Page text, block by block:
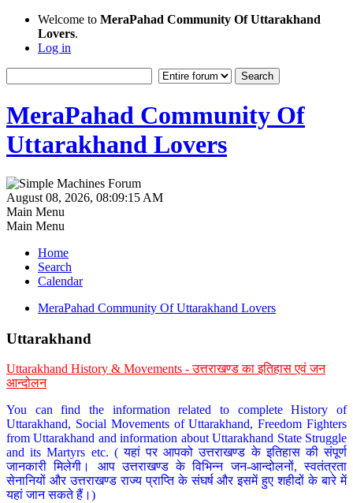
Welcome to MeraPahad Community Of Uttarakhand
Lovers.
Log in
MeraPahad Community Of
Uttarakhand Lovers
August 08, 2026, 08:09:15 AM
Main Menu
Main Menu
Home
Search
Calendar
MeraPahad Community Of Uttarakhand Lovers
Uttarakhand
Uttarakhand History & Movements - उत्तराखण्ड का इतिहास एवं जन
आन्दोलन
You can find the information related to complete History of
Uttarakhand, Social Movements of Uttarakhand, Freedom Fighters
from Uttarakhand and information about Uttarakhand State Struggle
and its Martyrs etc. ( यहां पर आपको उत्तराखण्ड के इतिहास की संपूर्ण
जानकारी मिलेगी। आप उत्तराखण्ड के विभिन्न जन-आन्दोलनों, स्वतंत्रता
सेनानियों और उत्तराखण्ड राज्य प्राप्ति के संघर्ष और इसमें हुए शहीदों के बारे में
यहां जान सकते हैं।)